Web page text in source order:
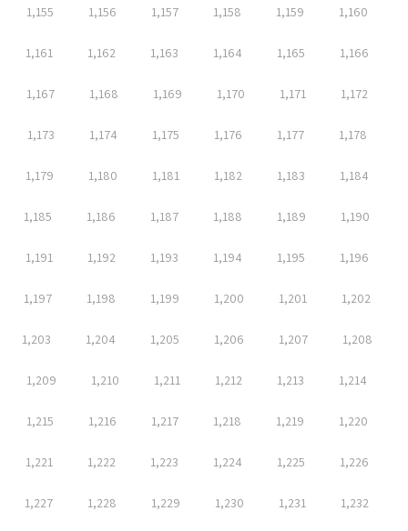
1,155 1,156 1,157 1,158 1,159 1,160
1,161 1,162 1,163 1,164 1,165 1,166
1,167 1,168 1,169 1,170 1,171 1,172
1,173 1,174 1,175 1,176 1,177 1,178
1,179 1,180 1,181 1,182 1,183 1,184
1,185 1,186 1,187 1,188 1,189 1,190
1,191 1,192 1,193 1,194 1,195 1,196
1,197 1,198 1,199 1,200 1,201 1,202
1,203 1,204 1,205 1,206 1,207 1,208
1,209 1,210 1,211 1,212 1,213 1,214
1,215 1,216 1,217 1,218 1,219 1,220
1,221 1,222 1,223 1,224 1,225 1,226
1,227 1,228 1,229 1,230 1,231 1,232